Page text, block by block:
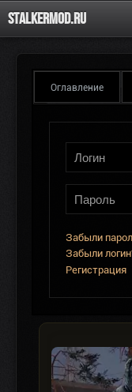
Stalkermod.ru
Оглавление
Забыли
Забыли
Регистрация